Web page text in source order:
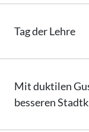
Tag der Lehre
Mit duktilen
besseren